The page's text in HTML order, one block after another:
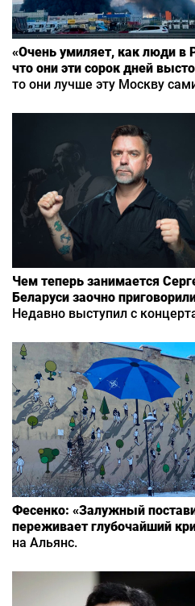
«Очень умиляет, как люди в
что они эти сорок дней
то они лучше эту Москву
Чем теперь занимается
Беларуси заочно
Недавно выступил с
Фесенко: «Залужный
переживает глубочайший
на Альянс.